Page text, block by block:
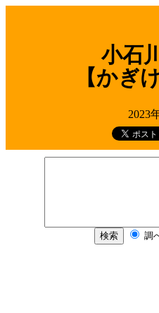
小石
【かぎ
2023